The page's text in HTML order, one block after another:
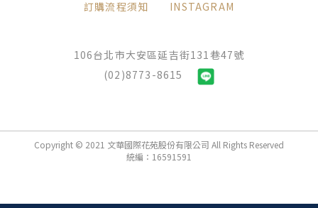
訂購流程須知
INSTAGRAM
106台北市大安區延吉街131巷47號
(02)8773-8615
Copyright © 2021 文華國際花苑股份有限公司 All Rights Reserved
統編：16591591